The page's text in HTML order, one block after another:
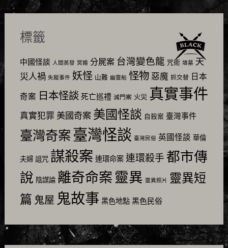
標籤
中國怪談 人間蒸發 冥婚 分屍案 台灣變色龍 咒術 墳墓 天
災人禍 失蹤事件 妖怪 山難 幽靈船 怪物 惡魔 抓交替 日本
奇案 日本怪談 死亡巡禮 滅門案 火災 真實事件
真實犯罪 美國奇案 美國怪談 自殺案 臺灣事件
臺灣奇案 臺灣怪談 臺灣民俗 英國怪談 華倫
夫婦 詛咒 謀殺案 連環命案 連環殺手 都市傳
說 陰謀論 離奇命案 靈異 靈異照片 靈異短
篇 鬼屋 鬼故事 黑色地點 黑色民俗